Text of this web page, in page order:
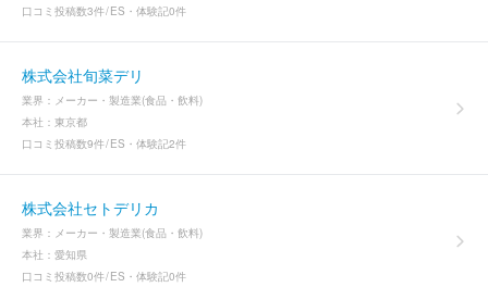
口コミ投稿数3件 ES・体験記0件
株式会社旬菜デリ
業界： メーカー・製造業(食品・飲料)
本社： 東京都
口コミ投稿数9件 ES・体験記2件
株式会社セトデリカ
業界： メーカー・製造業(食品・飲料)
本社： 愛知県
口コミ投稿数0件 ES・体験記0件